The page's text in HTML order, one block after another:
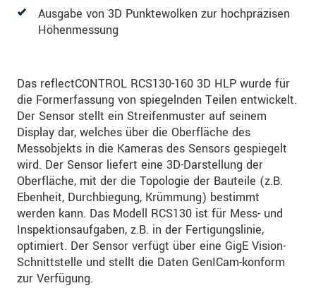
Ausgabe von 3D Punktewolken zur hochpräzisen
Höhenmessung
Das reflectCONTROL RCS130-160 3D HLP wurde für
die Formerfassung von spiegelnden Teilen entwickelt.
Der Sensor stellt ein Streifenmuster auf seinem
Display dar, welches über die Oberfläche des
Messobjekts in die Kameras des Sensors gespiegelt
wird. Der Sensor liefert eine 3D-Darstellung der
Oberfläche, mit der die Topologie der Bauteile (z.B.
Ebenheit, Durchbiegung, Krümmung) bestimmt
werden kann. Das Modell RCS130 ist für Mess- und
Inspektionsaufgaben, z.B. in der Fertigungslinie,
optimiert. Der Sensor verfügt über eine GigE Vision-
Schnittstelle und stellt die Daten GenICam-konform
zur Verfügung.